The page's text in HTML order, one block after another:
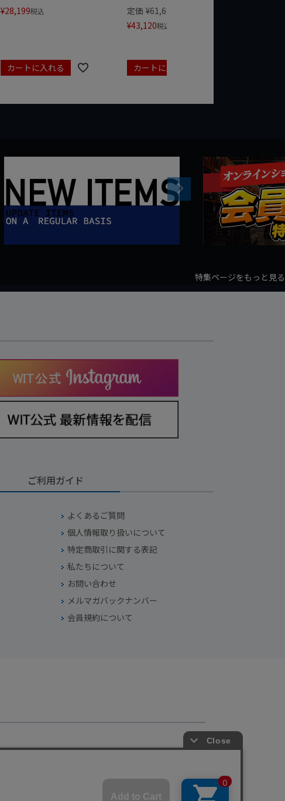
¥28,199税込
カートに入れる
定価 ¥61,600
¥43,120税込
カートに入れる
Next
特集ページをもっと見る
ご利用ガイド
よくあるご質問
個人情報取り扱いについて
特定商取引に関する表記
私たちについて
お問い合わせ
メルマガバックナンバー
会員規約について